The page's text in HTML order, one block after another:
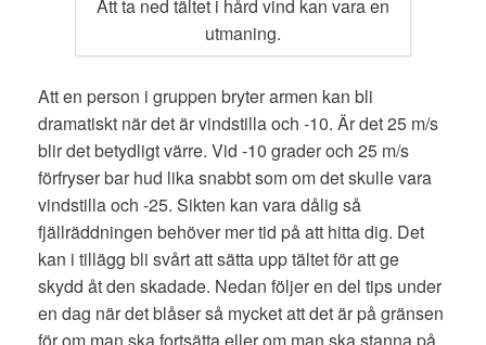
Att ta ned tältet i hård vind kan vara en
utmaning.
Att en person i gruppen bryter armen kan bli
dramatiskt när det är vindstilla och -10. Är det 25 m/s
blir det betydligt värre. Vid -10 grader och 25 m/s
förfryser bar hud lika snabbt som om det skulle vara
vindstilla och -25. Sikten kan vara dålig så
fjällräddningen behöver mer tid på att hitta dig. Det
kan i tillägg bli svårt att sätta upp tältet för att ge
skydd åt den skadade. Nedan följer en del tips under
en dag när det blåser så mycket att det är på gränsen